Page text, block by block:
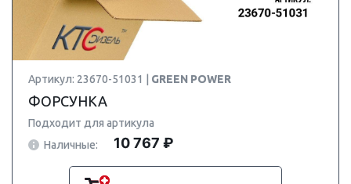
Артикул: 23670-51031 | GREEN POWER
ФОРСУНКА
Подходит для артикула
Наличные:
10 767 ₽